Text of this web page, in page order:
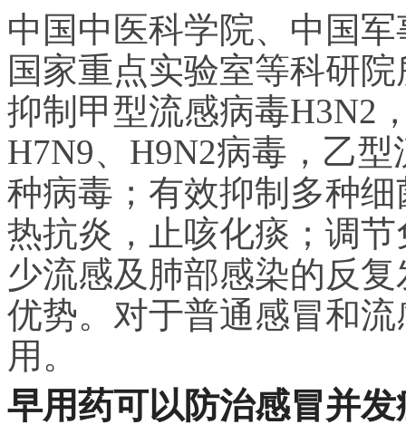
中国中医科学院、中国
国家重点实验室等科研
抑制甲型流感病毒H3N2
H7N9、H9N2病毒，乙
种病毒；有效抑制多种
热抗炎，止咳化痰；调
少流感及肺部感染的反
优势。对于普通感冒和
用。
早用药可以防治感冒并发